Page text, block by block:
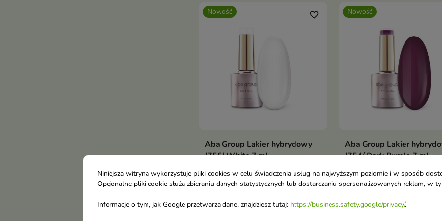
Nowość
Dodaj do koszyka
favorite_border
Aba Group Lakier hybrydowy
/756/ White 7 ml
6,00 €
Nowość
Dodaj do
Aba Group Lakier
/754/ Dark Purple 7 ml
6,00 €
Nowość favorite_border Nowość
Niniejsza witryna wykorzystuje pliki cookies w celu świadczenia usług na najwyższym poziomie i w sposób
Opcjonalne pliki cookie służą zbieraniu danych statystycznych lub dostarczaniu spersonalizowanych reklam, w
Informacje o tym, jak Google przetwarza dane, znajdziesz tutaj: https://business.safety.google/privacy/.